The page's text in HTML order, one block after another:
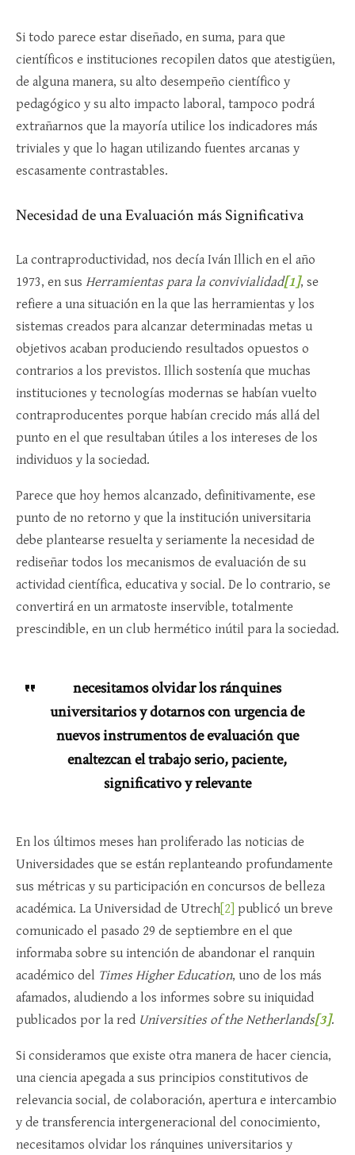
Si todo parece estar diseñado, en suma, para que
científicos e instituciones recopilen datos que atestigüen,
de alguna manera, su alto desempeño científico y
pedagógico y su alto impacto laboral, tampoco podrá
extrañarnos que la mayoría utilice los indicadores más
triviales y que lo hagan utilizando fuentes arcanas y
escasamente contrastables.
Necesidad de una Evaluación más Significativa
La contraproductividad, nos decía Iván Illich en el año
1973, en sus Herramientas para la convivialidad[1], se
refiere a una situación en la que las herramientas y los
sistemas creados para alcanzar determinadas metas u
objetivos acaban produciendo resultados opuestos o
contrarios a los previstos. Illich sostenía que muchas
instituciones y tecnologías modernas se habían vuelto
contraproducentes porque habían crecido más allá del
punto en el que resultaban útiles a los intereses de los
individuos y la sociedad.
Parece que hoy hemos alcanzado, definitivamente, ese
punto de no retorno y que la institución universitaria
debe plantearse resuelta y seriamente la necesidad de
rediseñar todos los mecanismos de evaluación de su
actividad científica, educativa y social. De lo contrario, se
convertirá en un armatoste inservible, totalmente
prescindible, en un club hermético inútil para la sociedad.
necesitamos olvidar los ránquines
universitarios y dotarnos con urgencia de
nuevos instrumentos de evaluación que
enaltezcan el trabajo serio, paciente,
significativo y relevante
En los últimos meses han proliferado las noticias de
Universidades que se están replanteando profundamente
sus métricas y su participación en concursos de belleza
académica. La Universidad de Utrech[2] publicó un breve
comunicado el pasado 29 de septiembre en el que
informaba sobre su intención de abandonar el ranquin
académico del Times Higher Education, uno de los más
afamados, aludiendo a los informes sobre su iniquidad
publicados por la red Universities of the Netherlands[3].
Si consideramos que existe otra manera de hacer ciencia,
una ciencia apegada a sus principios constitutivos de
relevancia social, de colaboración, apertura e intercambio
y de transferencia intergeneracional del conocimiento,
necesitamos olvidar los ránquines universitarios y